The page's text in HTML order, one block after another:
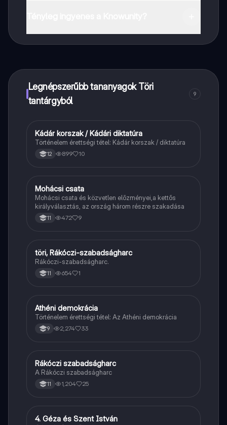
Legnépszerűbb tananyagok Töri
tantárgyból
9
Töri
Kádár korszak / Kádári diktatúra
Történelem érettségi tétel: Kádár korszak / diktatúra
12 899 10
Töri
Mohácsi csata
Mohácsi csata és közvetlen előzményei,a kettős
királyválasztás, az ország három részre szakadása
11 472 9
Töri
töri, Rákóczi-szabadságharc
Rákóczi-szabadságharc.
11 654 1
Töri
Athéni demokrácia
Történelem érettségi tétel: Az Athéni demokrácia
9 2,274 33
Töri
Rákóczi szabadságharc
A Rákóczi szabadságharc
11 1,204 25
Töri
4. Géza és Szent István